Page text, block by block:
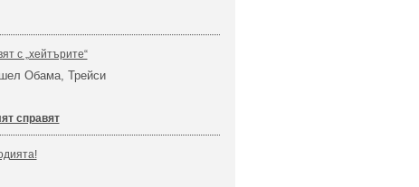
с „хейтърите“
Обама, Трейси
справят